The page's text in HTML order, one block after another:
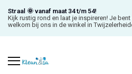
Straal 🌞 vanaf maat 34 t/m 54!
Kijk rustig rond en laat je inspireren! Je
welkom bij ons in de winkel in